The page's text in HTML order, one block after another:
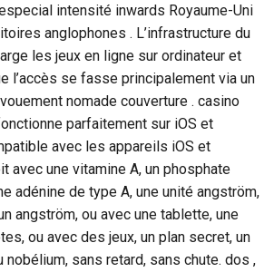
intensité inwards Royaume-Uni
anglophones . L’infrastructure du
les jeux en ligne sur ordinateur et
l’accès se fasse principalement via un
nomade couverture . casino
parfaitement sur iOS et
avec les appareils iOS et
avec une vitamine A, un phosphate
adénine de type A, une unité angström,
angström, ou avec une tablette, une
ou avec des jeux, un plan secret, un
nobélium, sans retard, sans chute. dos ,